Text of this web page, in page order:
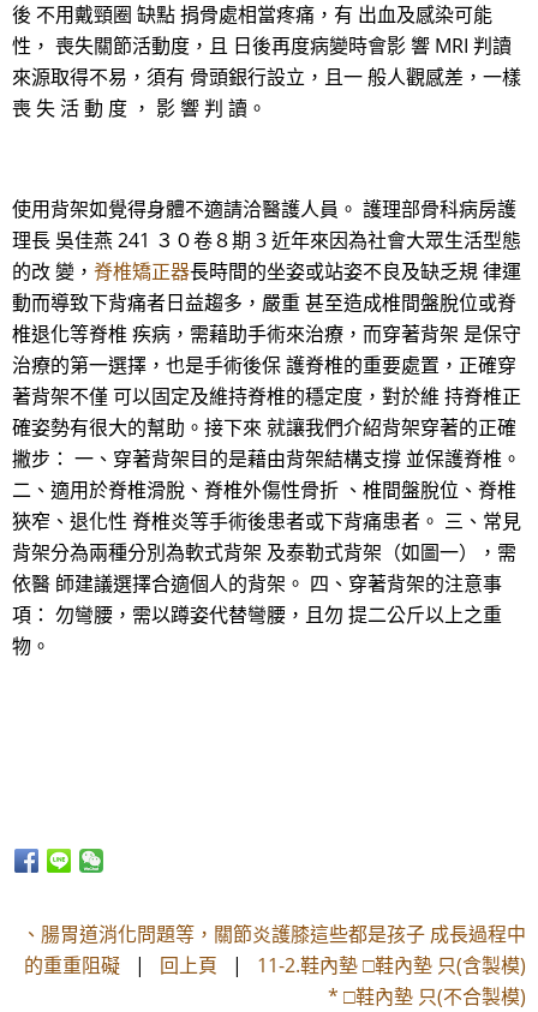
後 不用戴頸圈 缺點 捐骨處相當疼痛，有 出血及感染可能
性， 喪失關節活動度，且 日後再度病變時會影 響 MRI 判讀
來源取得不易，須有 骨頭銀行設立，且一 般人觀感差，一樣
喪 失 活 動 度 ， 影 響 判 讀。
使用背架如覺得身體不適請洽醫護人員。 護理部骨科病房護
理長 吳佳燕 241 ３０卷８期 3 近年來因為社會大眾生活型態
的改 變， 脊椎矯正器長時間的坐姿或站姿不良及缺乏規 律運
動而導致下背痛者日益趨多，嚴重 甚至造成椎間盤脫位或脊
椎退化等脊椎 疾病，需藉助手術來治療，而穿著背架 是保守
治療的第一選擇，也是手術後保 護脊椎的重要處置，正確穿
著背架不僅 可以固定及維持脊椎的穩定度，對於維 持脊椎正
確姿勢有很大的幫助。接下來 就讓我們介紹背架穿著的正確
撇步： 一、穿著背架目的是藉由背架結構支撐 並保護脊椎。
二、適用於脊椎滑脫、脊椎外傷性骨折 、椎間盤脫位、脊椎
狹窄、退化性 脊椎炎等手術後患者或下背痛患者。 三、常見
背架分為兩種分別為軟式背架 及泰勒式背架（如圖一），需
依醫 師建議選擇合適個人的背架。 四、穿著背架的注意事
項： 勿彎腰，需以蹲姿代替彎腰，且勿 提二公斤以上之重
物。
、腸胃道消化問題等，關節炎護膝這些都是孩子 成長過程中
的重重阻礙 | 回上頁 | 11-2.鞋內墊 □鞋內墊 只(含製模)
* □鞋內墊 只(不合製模)